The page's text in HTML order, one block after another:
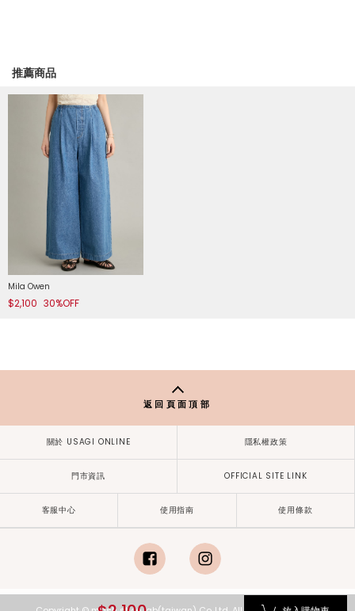
推薦商品
Mila Owen
$2,100 30%OFF
返回頁面頂部
關於 USAGI ONLINE 隱私權政策
門市資訊 OFFICIAL SITE LINK
客服中心 使用指南 使用條款